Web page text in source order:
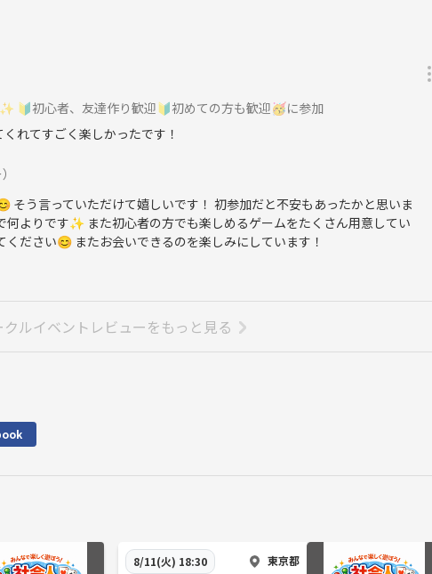
🔰初心者、友達作り歓迎🔰初めての方も歓迎🥳に参加
れてすごく楽しかったです！
そう言っていただけて嬉しいです！ 初参加だと不安もあったかと思いま
何よりです✨ また初心者の方でも楽しめるゲームをたくさん用意してい
ください😊 またお会いできるのを楽しみにしています！
クルイベントレビューをもっと見る
8/11(火) 18:30 東京都